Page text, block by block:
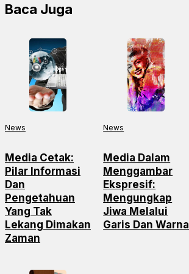
Baca Juga
News
Media Cetak:
Pilar Informasi
Dan
Pengetahuan
Yang Tak
Lekang Dimakan
Zaman
News
Media Dalam
Menggambar
Ekspresif:
Mengungkap
Jiwa Melalui
Garis Dan Warna